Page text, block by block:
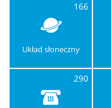
166
Układ słoneczny
290